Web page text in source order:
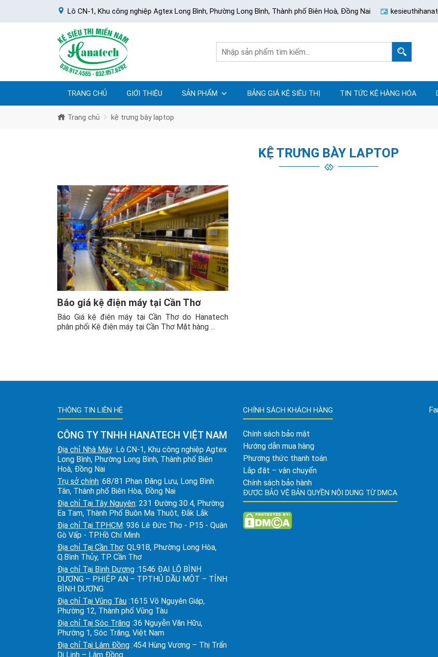
Lô CN-1, Khu công nghiệp Agtex Long Bình, Phường Long Bình, Thành phố Biên Hoà, Đồng Nai
TRANG CHỦ GIỚI THIỆU SẢN PHẨM BẢNG GIÁ KỆ SIÊU THỊ TIN TỨC KỆ HÀNG HÓA
Trang chủ kệ trưng bày laptop
KỆ TRƯNG BÀY LAPTOP
Báo giá kệ điện máy tại Cần Thơ
Báo Giá kệ điện máy tại Cần Thơ do Hanatech
phân phối Kệ điện máy tại Cần Thơ Mặt hàng ...
THÔNG TIN LIÊN HỆ
CÔNG TY TNHH HANATECH VIỆT NAM
Địa chỉ Nhà Máy :Lô CN-1, Khu công nghiệp Agtex
Long Bình, Phường Long Bình, Thành phố Biên
Hoà, Đồng Nai
Trụ sở chính :68/81 Phan Đăng Lưu, Long Bình
Tân, Thành phố Biên Hòa, Đồng Nai
Địa chỉ Tại Tây Nguyên: 231 Đường 30.4, Phường
Ea Tam, Thành Phố Buôn Ma Thuột, Đắk Lắk
Địa chỉ Tại TPHCM: 936 Lê Đức Thọ - P15 - Quận
Gò Vấp - TP.Hồ Chí Minh
Địa chỉ Tại Cần Thơ: QL91B, Phường Long Hòa,
Q.Bình Thủy, TP. Cần Thơ
Địa chỉ Tại Bình Dương :1546 ĐẠI LỘ BÌNH
DƯƠNG – P.HIỆP AN – TP.THỦ DẦU MỘT – TỈNH
BÌNH DƯƠNG
Địa chỉ Tại Vũng Tàu :1615 Võ Nguyên Giáp,
Phường 12, Thành phố Vũng Tàu
Địa chỉ Tại Sóc Trăng :36 Nguyễn Văn Hữu,
Phường 1, Sóc Trăng, Việt Nam
Địa chỉ Tại Lâm Đồng :454 Hùng Vương – Thị Trấn
Di Linh – Lâm Đồng
CHÍNH SÁCH KHÁCH HÀNG
Chính sách bảo mật
Hướng dẫn mua hàng
Phương thức thanh toán
Lắp đặt – vận chuyển
Chính sách bảo hành
ĐƯỢC BẢO VỆ BẢN QUYỀN NỘI DUNG TỪ DMCA